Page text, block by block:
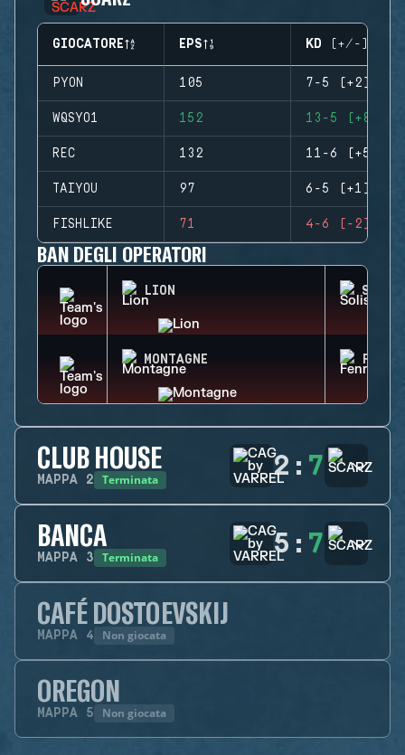
GIOCATORE EPS KD (+/-)
PYON 105 7-5 (+2)
WQSYO1 152 13-5 (+8)
REC 132 11-6 (+5)
TAIYOU 97 6-5 (+1)
FISHLIKE 71 4-6 (-2)
BAN DEGLI OPERATORI
LION SOLIS
MONTAGNE
CLUB HOUSE
MAPPA 2 Terminata 2 : 7
BANCA
MAPPA 3 Terminata 5 : 7
CAFÉ DOSTOEVSKIJ
MAPPA 4 Non giocata
OREGON
MAPPA 5 Non giocata